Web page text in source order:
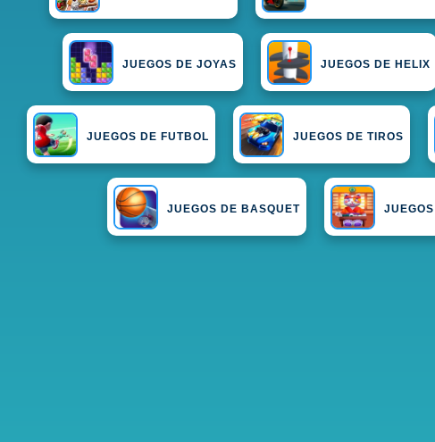
JUEGOS DE JOYAS JUEGOS DE HELIX
JUEGOS DE FUTBOL JUEGOS DE TIROS
JUEGOS DE BASQUET